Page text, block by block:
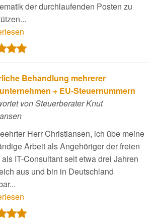
der durchlaufenden Posten zu
Behandlung mehrerer
+ EU-Steuernummern
von Steuerberater Knut
Herr Christiansen, ich übe meine
Arbeit als Angehöriger der freien
IT-Consultant seit etwa drei Jahren
aus und bin in Deutschland